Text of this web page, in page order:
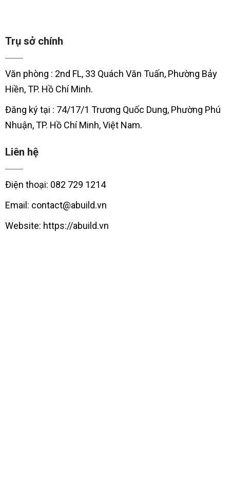
Trụ sở chính
Văn phòng : 2nd FL, 33 Quách Văn Tuấn, Phường Bảy
Hiền, TP. Hồ Chí Minh.
Đăng ký tại : 74/17/1 Trương Quốc Dung, Phường Phú
Nhuận, TP. Hồ Chí Minh, Việt Nam.
Liên hệ
Điện thoại: 082 729 1214
Email: contact@abuild.vn
Website: https://abuild.vn